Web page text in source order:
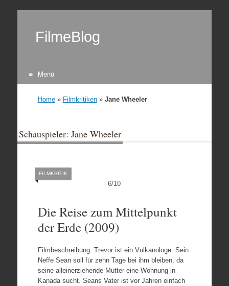
FilmeBlog
Menü
Home» Filmkritiken» Jane Wheeler
Schauspieler: Jane Wheeler
6/10
FILMKRITIK
Die Reise zum Mittelpunkt
der Erde (2009)
Filmbeschreibung: Trevor ist ein Vulkanologe. Sein
Neffe Sean soll für zehn Tage bei ihm bleiben, da
seine alleinerziehende Mutter eine Wohnung in
Kanada sucht. Seans Vater ist vor Jahren einfach